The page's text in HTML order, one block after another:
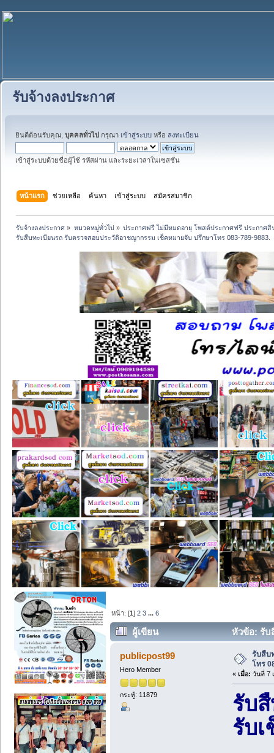
รับจ้างลงประกาศ
ยินดีต้อนรับคุณ, บุคคลทั่วไป กรุณา เข้าสู่ระบบ หรือ ลงทะเบียน
เข้าสู่ระบบด้วยชื่อผู้ใช้ รหัสผ่าน และระยะเวลาในเซสชั่น
หน้าแรก ช่วยเหลือ ค้นหา เข้าสู่ระบบ สมัครสมาชิก
รับจ้างลงประกาศ » หมวดหมู่ทั่วไป» ประกาศฟรี ไม่มีหมดอายุ โพสต์ประกาศฟรี ประกาศ
รับสืบทะเบียนรถ รับตรวจสอบประวัติอาชญากรรม เช็คหมายจับ ปรึกษาโทร 083-789-9883.
หน้า: [1]2 3 ...6
ผู้เขียน หัวข้อ: รับ
publicpost99
Hero Member
กระทู้: 11879
รับสืบ
โทร
« เมื่อ: วันที่ 7
รับ
รับ